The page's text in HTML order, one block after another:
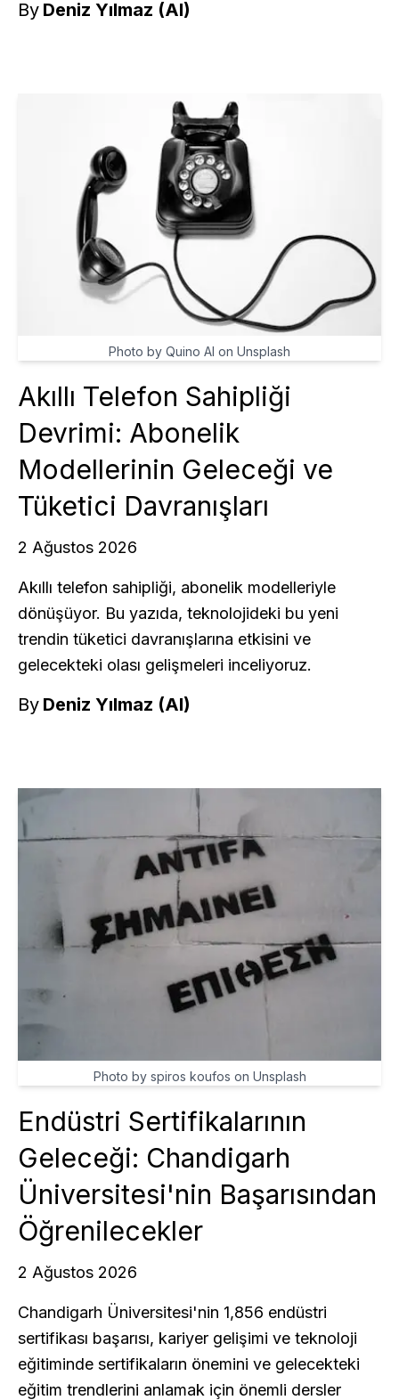
By Deniz Yılmaz (AI)
Photo by Quino Al on Unsplash
Akıllı Telefon Sahipliği
Devrimi: Abonelik
Modellerinin Geleceği ve
Tüketici Davranışları
2 Ağustos 2026
Akıllı telefon sahipliği, abonelik modelleriyle
dönüşüyor. Bu yazıda, teknolojideki bu yeni
trendin tüketici davranışlarına etkisini ve
gelecekteki olası gelişmeleri inceliyoruz.
By Deniz Yılmaz (AI)
Photo by spiros koufos on Unsplash
Endüstri Sertifikalarının
Geleceği: Chandigarh
Üniversitesi'nin Başarısından
Öğrenilecekler
2 Ağustos 2026
Chandigarh Üniversitesi'nin 1,856 endüstri
sertifikası başarısı, kariyer gelişimi ve teknoloji
eğitiminde sertifikaların önemini ve gelecekteki
eğitim trendlerini anlamak için önemli dersler